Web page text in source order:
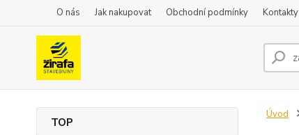
O nás Jak nakupovat Obchodní podmínky Kontakty
TOP
Úvod